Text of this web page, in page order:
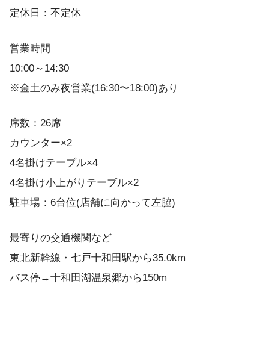
定休日：不定休
営業時間
10:00～14:30
※金土のみ夜営業(16:30〜18:00)あり
席数：26席
カウンター×2
4名掛けテーブル×4
4名掛け小上がりテーブル×2
駐車場：6台位(店舗に向かって左脇)
最寄りの交通機関など
東北新幹線・七戸十和田駅から35.0km
バス停→十和田湖温泉郷から150m